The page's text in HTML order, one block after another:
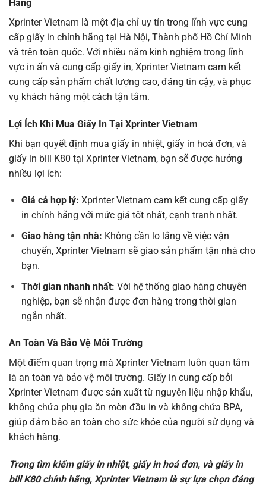
Hãng
Xprinter Vietnam là một địa chỉ uy tín trong lĩnh vực cung
cấp giấy in chính hãng tại Hà Nội, Thành phố Hồ Chí Minh
và trên toàn quốc. Với nhiều năm kinh nghiệm trong lĩnh
vực in ấn và cung cấp giấy in, Xprinter Vietnam cam kết
cung cấp sản phẩm chất lượng cao, đáng tin cậy, và phục
vụ khách hàng một cách tận tâm.
Lợi Ích Khi Mua Giấy In Tại Xprinter Vietnam
Khi bạn quyết định mua giấy in nhiệt, giấy in hoá đơn, và
giấy in bill K80 tại Xprinter Vietnam, bạn sẽ được hưởng
nhiều lợi ích:
Giá cả hợp lý: Xprinter Vietnam cam kết cung cấp giấy
in chính hãng với mức giá tốt nhất, cạnh tranh nhất.
Giao hàng tận nhà: Không cần lo lắng về việc vận
chuyển, Xprinter Vietnam sẽ giao sản phẩm tận nhà cho
bạn.
Thời gian nhanh nhất: Với hệ thống giao hàng chuyên
nghiệp, bạn sẽ nhận được đơn hàng trong thời gian
ngắn nhất.
An Toàn Và Bảo Vệ Môi Trường
Một điểm quan trọng mà Xprinter Vietnam luôn quan tâm
là an toàn và bảo vệ môi trường. Giấy in cung cấp bởi
Xprinter Vietnam được sản xuất từ nguyên liệu nhập khẩu,
không chứa phụ gia ăn mòn đầu in và không chứa BPA,
giúp đảm bảo an toàn cho sức khỏe của người sử dụng và
khách hàng.
Trong tìm kiếm giấy in nhiệt, giấy in hoá đơn, và giấy in
bill K80 chính hãng, Xprinter Vietnam là sự lựa chọn đáng